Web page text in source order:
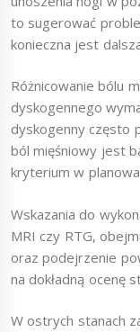
to sugerować
konieczna jest
Różnicowanie bólu
dyskogennego
dyskogenny często
ból mięśniowy jest
kryterium w
Wskazania do
MRI czy RTG,
oraz podejrzenie
na dokładną ocenę
W ostrych stanach